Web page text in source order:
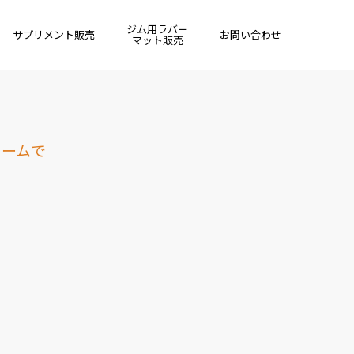
サプリメント販売 ジム用ラバー
マット販売 お問い合わせ
ムで